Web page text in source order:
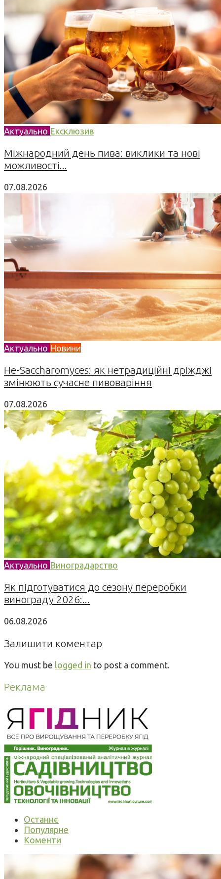
Актуально Ексклюзив
Міжнародний день пива: виклики та нові
можливості...
07.08.2026
Актуально Новини
Не-Saccharomyces: як нетрадиційні дріжджі
змінюють сучасне пивоваріння
07.08.2026
Актуально Виноградарство
Як підготуватися до сезону переробки
винограду 2026:...
06.08.2026
Залишити коментар
You must be logged in to post a comment.
Реклама
Останнє
Популярне
Коменти